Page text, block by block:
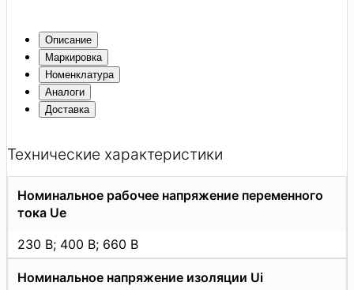
Описание
Маркировка
Номенклатура
Аналоги
Доставка
Технические характеристики
Номинальное рабочее напряжение переменного
тока Uе
230 В; 400 В; 660 В
Номинальное напряжение изоляции Ui